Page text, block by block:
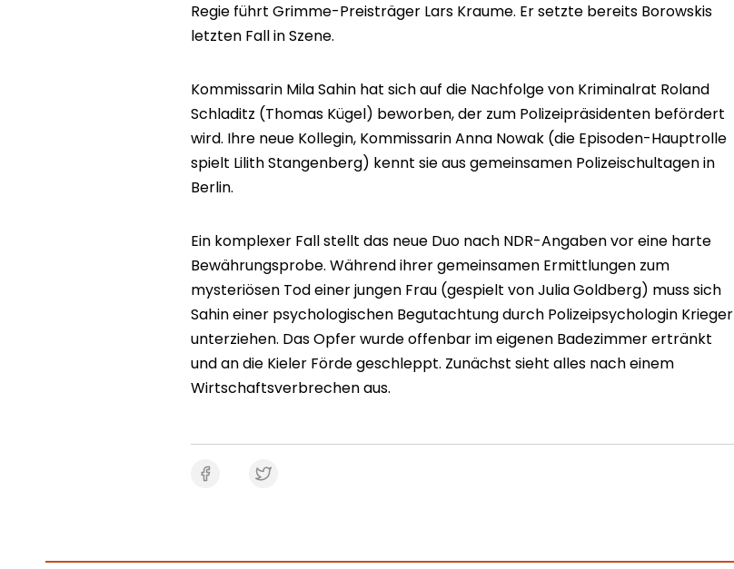
Regie führt Grimme-Preisträger Lars Kraume. Er setzte bereits Borowskis
letzten Fall in Szene.
Kommissarin Mila Sahin hat sich auf die Nachfolge von Kriminalrat Roland
Schladitz (Thomas Kügel) beworben, der zum Polizeipräsidenten befördert
wird. Ihre neue Kollegin, Kommissarin Anna Nowak (die Episoden-Hauptrolle
spielt Lilith Stangenberg) kennt sie aus gemeinsamen Polizeischultagen in
Berlin.
Ein komplexer Fall stellt das neue Duo nach NDR-Angaben vor eine harte
Bewährungsprobe. Während ihrer gemeinsamen Ermittlungen zum
mysteriösen Tod einer jungen Frau (gespielt von Julia Goldberg) muss sich
Sahin einer psychologischen Begutachtung durch Polizeipsychologin Krieger
unterziehen. Das Opfer wurde offenbar im eigenen Badezimmer ertränkt
und an die Kieler Förde geschleppt. Zunächst sieht alles nach einem
Wirtschaftsverbrechen aus.